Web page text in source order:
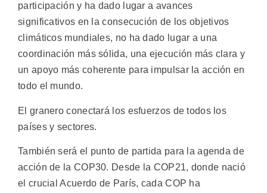
participación y ha dado lugar a avances
significativos en la consecución de los objetivos
climáticos mundiales, no ha dado lugar a una
coordinación más sólida, una ejecución más clara y
un apoyo más coherente para impulsar la acción en
todo el mundo.
El granero conectará los esfuerzos de todos los
países y sectores.
También será el punto de partida para la agenda de
acción de la COP30. Desde la COP21, donde nació
el crucial Acuerdo de París, cada COP ha